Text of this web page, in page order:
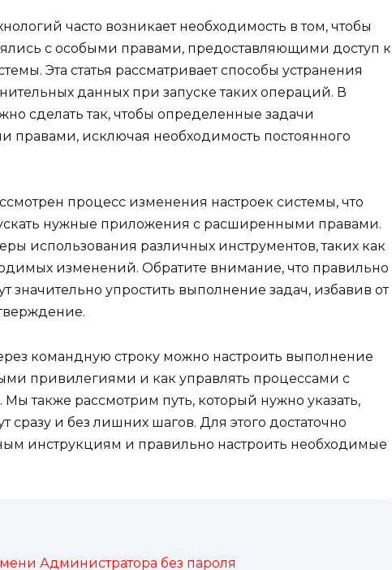
часто возникает необходимость в том, чтобы
с особыми правами, предоставляющими доступ к
Эта статья рассматривает способы устранения
данных при запуске таких операций. В
сделать так, чтобы определенные задачи
исключая необходимость постоянного
процесс изменения настроек системы, что
нужные приложения с расширенными правами.
использования различных инструментов, таких как
изменений. Обратите внимание, что правильно
значительно упростить выполнение задач, избавив от
командную строку можно настроить выполнение
привилегиями и как управлять процессами с
также рассмотрим путь, который нужно указать,
сразу и без лишних шагов. Для этого достаточно
инструкциям и правильно настроить необходимые
Администратора без пароля